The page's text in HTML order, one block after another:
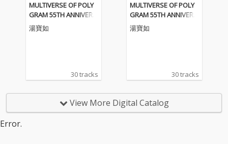
MULTIVERSE OF POLY
GRAM 55TH ANNIVERS
ARY - 湯寶如
湯寶如
30 tracks
MULTIVERSE OF POLY
GRAM 55TH ANNIVERS
ARY - 湯寶如
湯寶如
30 tracks
View More Digital Catalog
Error.